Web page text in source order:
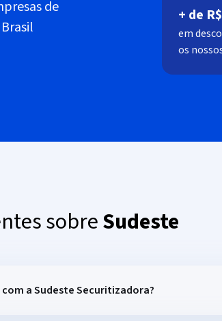
de
+ de
‍em
os
sobreSudeste
a Sudeste Securitizadora?